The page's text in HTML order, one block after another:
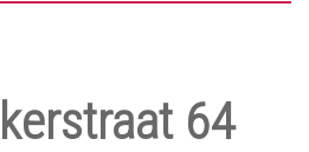
64